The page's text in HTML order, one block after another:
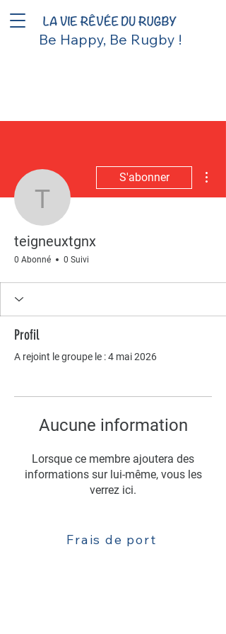
Be Happy, Be Rugby !
teigneuxtgnx
S'abonner
teigneuxtgnx
0 Abonné 0 Suivi
Profil
A rejoint le groupe le : 4 mai 2026
Aucune information
Lorsque ce membre ajoutera des
informations sur lui-même, vous les
verrez ici.
Frais de port